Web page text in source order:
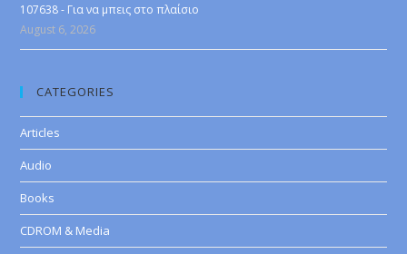
107638 - Για να μπεις στο πλαίσιο
August 6, 2026
CATEGORIES
Articles
Audio
Books
CDROM & Media